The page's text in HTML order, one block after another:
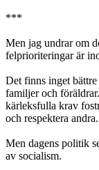
***
Men jag undrar om
felprioriteringar är
Det finns inget bättre
familjer och
kärleksfulla krav
och respektera andra.
Men dagens politik
av socialism.